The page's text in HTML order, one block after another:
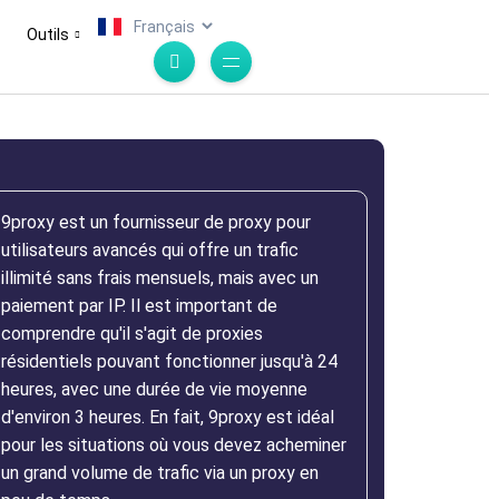
Outils
9proxy est un fournisseur de proxy pour
utilisateurs avancés qui offre un trafic
illimité sans frais mensuels, mais avec un
paiement par IP. Il est important de
comprendre qu'il s'agit de proxies
résidentiels pouvant fonctionner jusqu'à 24
heures, avec une durée de vie moyenne
d'environ 3 heures. En fait, 9proxy est idéal
pour les situations où vous devez acheminer
un grand volume de trafic via un proxy en